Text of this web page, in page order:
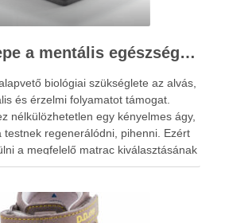
Az alvás szerepe a mentális egészségben: Hogyan segíthet egy jó matrac?
biológiai szükséglete az alvás,
és érzelmi folyamatot támogat.
nélkülözhetetlen egy kényelmes ágy,
testnek regenerálódni, pihenni. Ezért
a megfelelő matrac kiválasztásának
idején pihenésre kapcsol az agy és a